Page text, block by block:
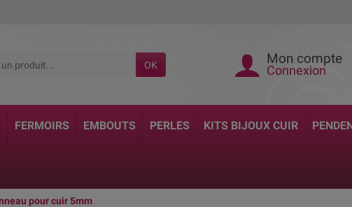
OK Mon compte
Connexion
FERMOIRS EMBOUTS PERLES KITS BIJOUX CUIR
pour cuir 5mm